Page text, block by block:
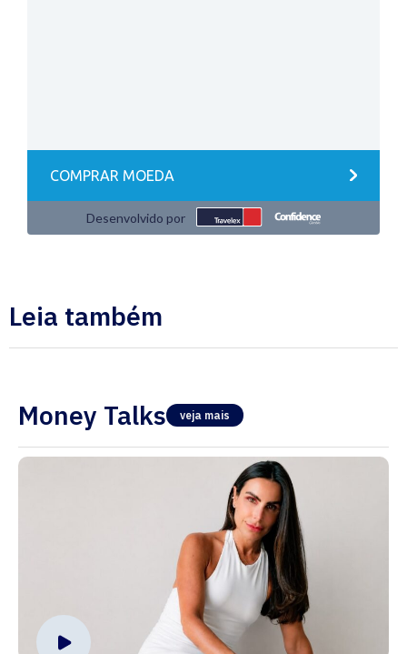
Leia também
Money Talks veja mais